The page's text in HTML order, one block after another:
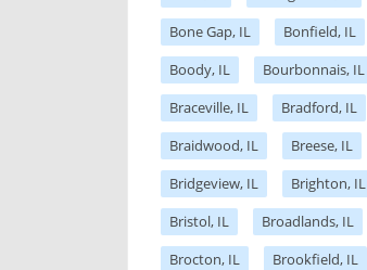
Bone Gap, IL
Bonfield, IL
Boody, IL
Bourbonnais, IL
Braceville, IL
Bradford, IL
Braidwood, IL
Breese, IL
Bridgeview, IL
Brighton, IL
Bristol, IL
Broadlands, IL
Brocton, IL
Brookfield, IL